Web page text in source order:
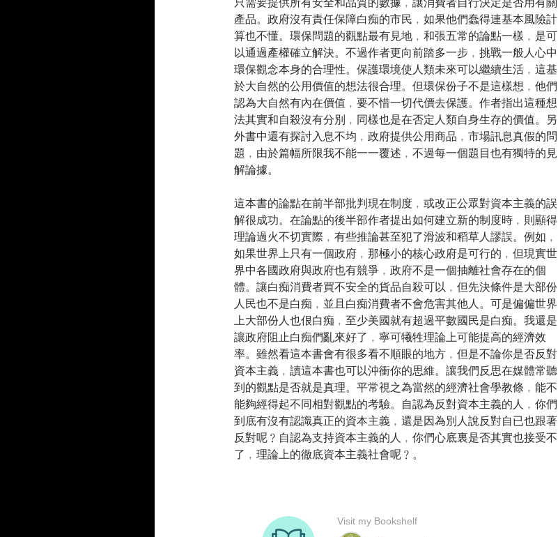
只需要提供所有安全和品質的數據﹐讓消費者自行決定是否用有關
產品。政府沒有責任保障白痴的市民﹐如果他們蠢得連基本風險計
算也不懂。環保問題的觀點最有見地﹐和張五常的論點一樣﹐是可
以通過產權確立解決。不過作者更向前踏多一步﹐挑戰一般人心中
環保觀念本身的合理性。保護環境使人類未來可以繼續生活﹐這基
於大自然的公用價值的想法很合理。但環保份子不是這樣想﹐他們
認為大自然有內在價值﹐要不惜一切代價去保護。作者指出這種想
法其實和自殺沒有分別﹐同樣也是在否定人類自身生存的價值。另
外書中還有探討入息不均﹐政府提供公用商品﹐市場訊息真假的問
題﹐由於篇幅所限我不能一一覆述﹐不過每一個題目也有獨特的見
解論據。
這本書的論點在前半部批判現在制度﹐或改正公眾對資本主義的誤
解很成功。在論點的後半部作者提出如何建立新的制度時﹐則顯得
理論過火不切實際﹐有些推論甚至犯了滑波和稻草人謬誤。例如﹐
如果世界上只有一個政府﹐那極小的核心政府是可行的﹐但現實世
界中各國政府與政府也有競爭﹐政府不是一個抽離社會存在的個
體。讓白痴消費者買不安全的貨品自殺可以﹐但先決條件是大部份
人民也不是白痴﹐並且白痴消費者不會危害其他人。可是偏偏世界
上大部份人也佷白痴﹐至少美國就有超過平數國民是白痴。我還是
讓政府阻止白痴們亂來好了﹐寧可犧牲理論上可能提高的經濟效
率。雖然看這本書會有很多看不順眼的地方﹐但是不論你是否反對
資本主義﹐讀這本書也可以沖衝你的思維。讓我們反思在媒體常聽
到的觀點是否就是真理。平常視之為當然的經濟社會學教條﹐能不
能夠經得起不同相對觀點的考驗。自認為反對資本主義的人﹐你們
到底有沒有認識真正的資本主義﹐還是因為別人說反對自已也跟著
反對呢﹖自認為支持資本主義的人﹐你們心底裏是否其實也接受不
了﹐理論上的徹底資本主義社會呢﹖。